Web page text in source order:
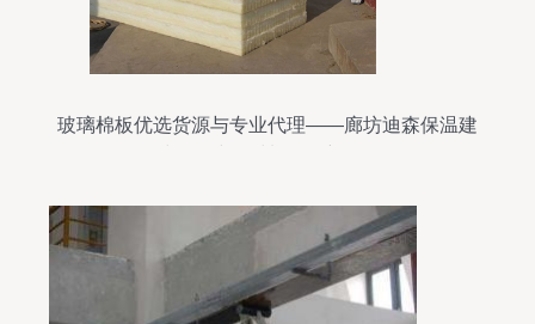
玻璃棉板优选货源与专业代理——廊坊迪森保温建